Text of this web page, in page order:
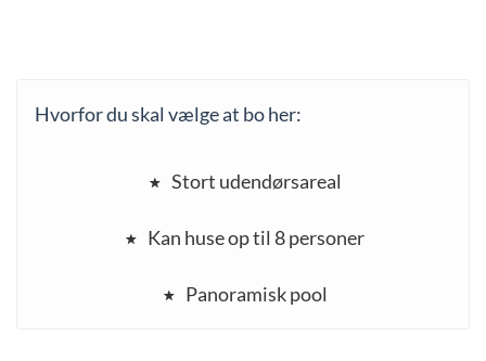
Hvorfor du skal vælge at bo her:
Stort udendørsareal
Kan huse op til 8 personer
Panoramisk pool